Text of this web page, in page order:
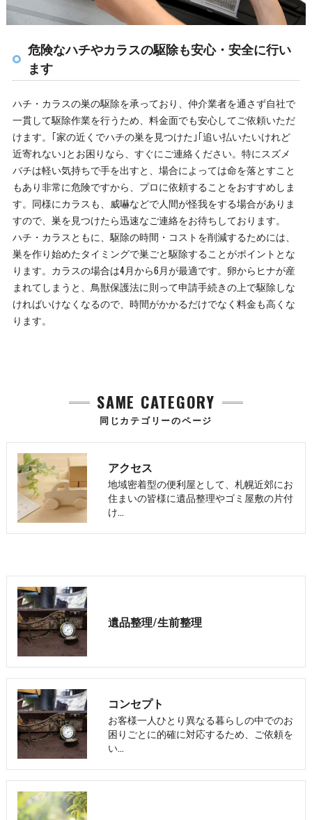
危険なハチやカラスの駆除も安心・安全に行い
ます
ハチ・カラスの巣の駆除を承っており、仲介業者を通さず自社で
一貫して駆除作業を行うため、料金面でも安心してご依頼いただ
けます。｢家の近くでハチの巣を見つけた｣｢追い払いたいけれど
近寄れない｣とお困りなら、すぐにご連絡ください。特にスズメ
バチは軽い気持ちで手を出すと、場合によっては命を落とすこと
もあり非常に危険ですから、プロに依頼することをおすすめしま
す。同様にカラスも、威嚇などで人間が怪我をする場合がありま
すので、巣を見つけたら迅速なご連絡をお待ちしております。
ハチ・カラスともに、駆除の時間・コストを削減するためには、
巣を作り始めたタイミングで巣ごと駆除することがポイントとな
ります。カラスの場合は4月から6月が最適です。卵からヒナが産
まれてしまうと、鳥獣保護法に則って申請手続きの上で駆除しな
ければいけなくなるので、時間がかかるだけでなく料金も高くな
ります。
同じカテゴリーのページ
SAME CATEGORY
アクセス
地域密着型の便利屋として、札幌近郊にお
住まいの皆様に遺品整理やゴミ屋敷の片付
け…
遺品整理/生前整理
コンセプト
お客様一人ひとり異なる暮らしの中でのお
困りごとに的確に対応するため、ご依頼を
い…